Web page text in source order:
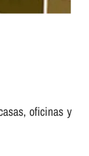
oficinas y